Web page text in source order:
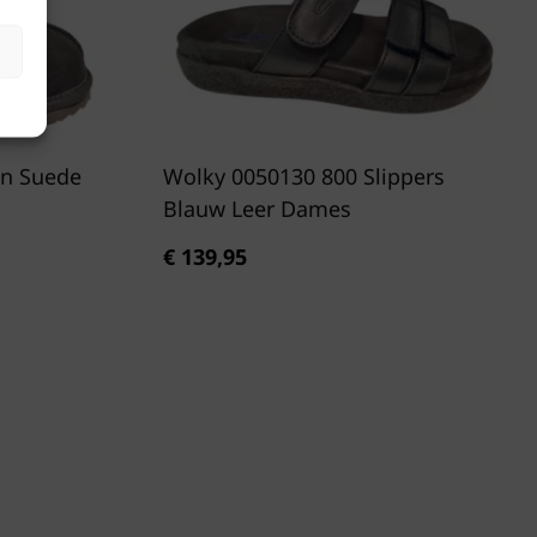
minder stress ervaren, wat bijdraagt aan je
Voetbed: Het anatomische voetbed zorgt voor een
van de voet. Dit bevordert niet alleen het
ondersteunt ook de voetboog, wat essentieel is
houding.
De OOFOS slippers zijn ontworpen om
te weren, waardoor ze hygiënisch blijven, zelfs
Suede
Wolky 0050130 800 Slippers
Blauw Leer Dames
€ 139,95